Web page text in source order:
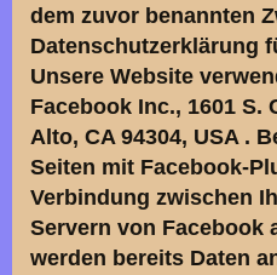
dem zuvor benannten
Datenschutzerklärung
Unsere Website
Facebook Inc., 1601 S.
Alto, CA 94304, USA .
Seiten mit Facebook-
Verbindung zwischen
Servern von Facebook
werden bereits Daten